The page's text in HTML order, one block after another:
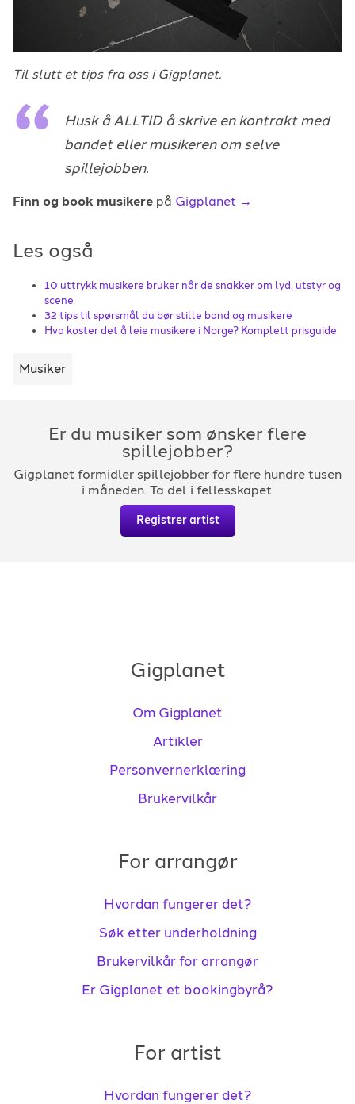
Til slutt et tips fra oss i Gigplanet.
Husk å ALLTID å skrive en kontrakt med
bandet eller musikeren om selve
spillejobben.
Finn og book musikere på Gigplanet →
Les også
10 uttrykk musikere bruker når de snakker om lyd, utstyr og
scene
32 tips til spørsmål du bør stille band og musikere
Hva koster det å leie musikere i Norge? Komplett prisguide
Musiker
Er du musiker som ønsker flere
spillejobber?
Gigplanet formidler spillejobber for flere hundre tusen
i måneden. Ta del i fellesskapet.
Registrer artist
Gigplanet
Om Gigplanet
Artikler
Personvernerklæring
Brukervilkår
For arrangør
Hvordan fungerer det?
Søk etter underholdning
Brukervilkår for arrangør
Er Gigplanet et bookingbyrå?
For artist
Hvordan fungerer det?